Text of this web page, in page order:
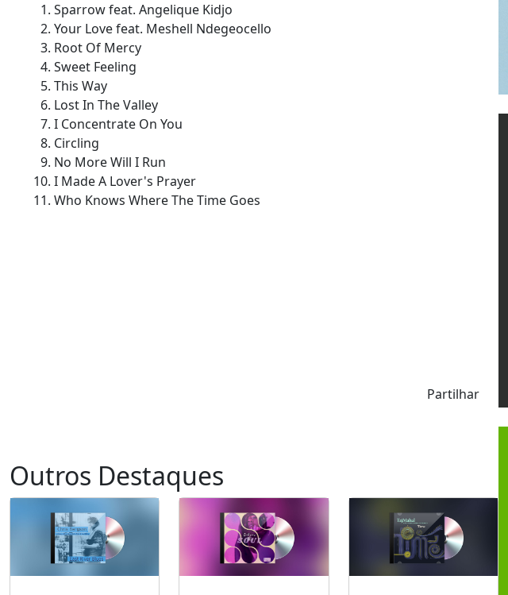
Sparrow feat. Angelique Kidjo
Your Love feat. Meshell Ndegeocello
Root Of Mercy
Sweet Feeling
This Way
Lost In The Valley
I Concentrate On You
Circling
No More Will I Run
I Made A Lover's Prayer
Who Knows Where The Time Goes
Partilhar
Outros Destaques